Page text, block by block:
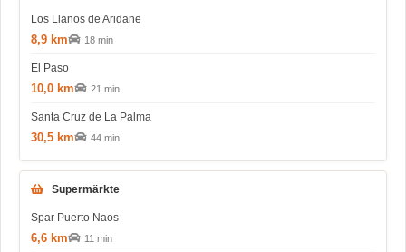
Los Llanos de Aridane
8,9 km 18 min
El Paso
10,0 km 21 min
Santa Cruz de La Palma
30,5 km 44 min
Supermärkte
Spar Puerto Naos
6,6 km 11 min